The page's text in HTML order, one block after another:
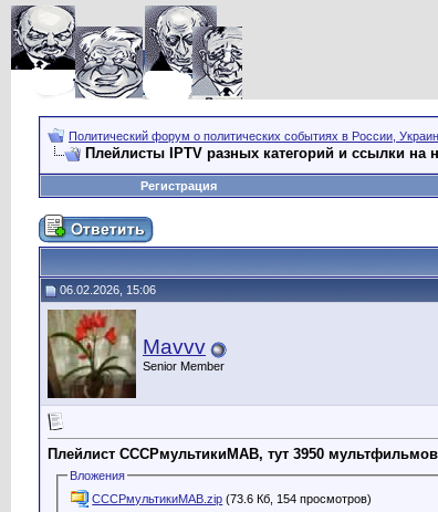
Политический форум о политических событиях в России,
Плейлисты IPTV разных категорий и ссылки на
Регистрация
06.02.2026, 15:06
Mavvv
Senior Member
Плейлист СССРмультикиМАВ, тут 3950
Вложения
СССРмультикиМАВ.zip (73.6 Кб, 154 просмотров)